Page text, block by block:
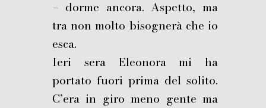
– dorme ancora. Aspetto, ma
tra non molto bisognerà che io
esca.
Ieri sera Eleonora mi ha
portato fuori prima del solito.
C’era in giro meno gente ma